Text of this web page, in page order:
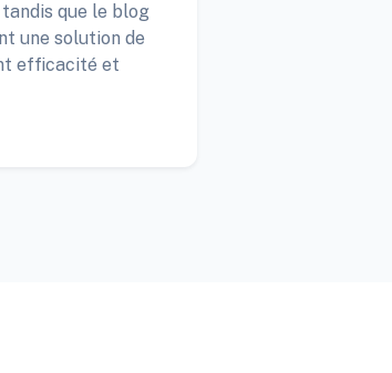
que le blog
une solution de
efficacité et